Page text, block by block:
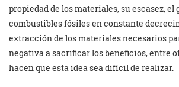
propiedad de los materiales, su escasez, el
combustibles fósiles en constante
extracción de los materiales necesarios
negativa a sacrificar los beneficios, entre
hacen que esta idea sea difícil de realizar.